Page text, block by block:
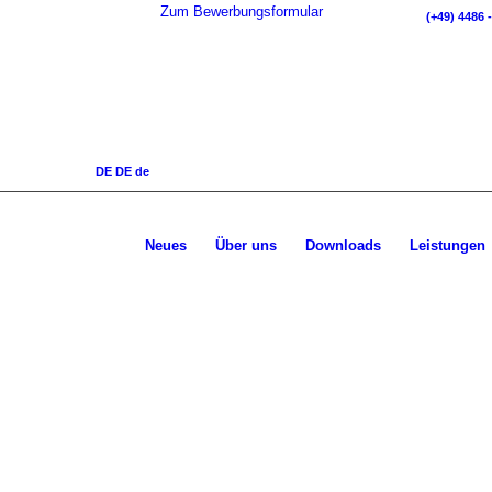
DE DE de
(+49) 4486
Zum Bewerbungsformular
Neues Über uns Downloads Leistungen